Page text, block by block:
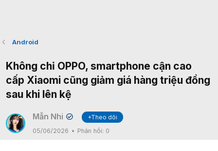
Android
Không chỉ OPPO, smartphone cận cao
cấp Xiaomi cũng giảm giá hàng triệu đồng
sau khi lên kệ
Mẫn Nhi ✔
+Theo dõi
05/06/2026
Phản hồi: 0